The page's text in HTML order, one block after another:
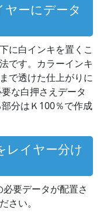
ヤーにデータ
に白インキを置くこ
です。カラーインキ
で透けた仕上がりに
な白押さえデータ
分はＫ100％で作成
レイヤー分け
要データが配置さ
さい。